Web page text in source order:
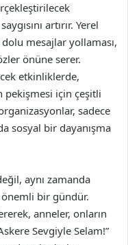
artırır. Yerel
mesajlar yollaması,
önüne serer.
etkinliklerde,
pekişmesi için çeşitli
sadece
sosyal bir dayanışma
aynı zamanda
bir gündür.
anneler, onların
Sevgiyle Selam!”